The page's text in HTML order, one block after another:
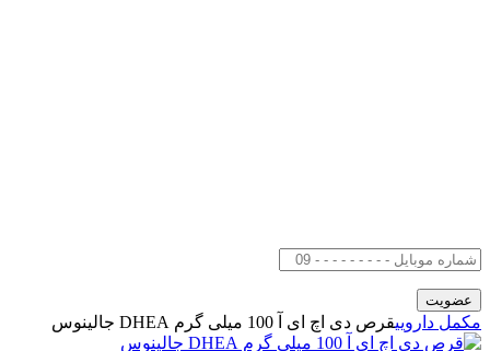
مکمل داروییقرص دی اچ ای آ 100 میلی گرم DHEA جالینوس